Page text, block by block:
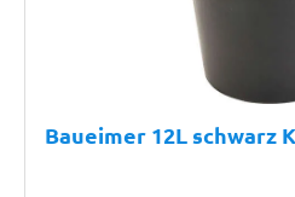
Baueimer 12L schwarz